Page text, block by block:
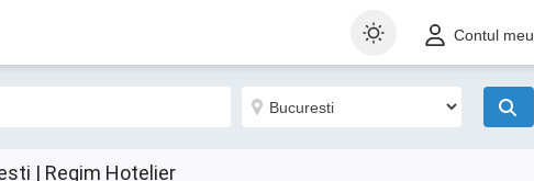
Contul meu
| Regim Hotelier
Hartă